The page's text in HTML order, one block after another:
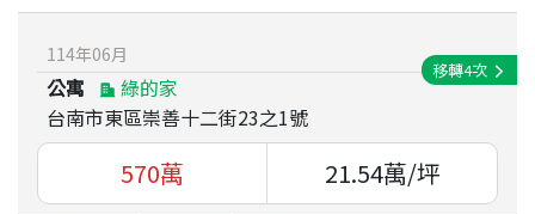
114年06月
公寓
綠的家
台南市東區崇善十二街23之1號
移轉4次
570萬 21.54萬/坪